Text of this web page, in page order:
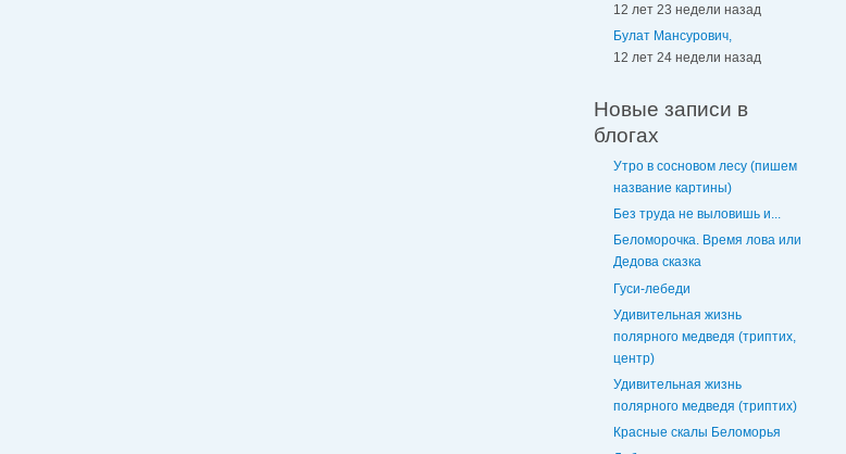
12 лет 23 недели назад
Булат Мансурович,
12 лет 24 недели назад
Новые записи в
блогах
Утро в сосновом лесу (пишем
название картины)
Без труда не выловишь и...
Беломорочка. Время лова или
Дедова сказка
Гуси-лебеди
Удивительная жизнь
полярного медведя (триптих,
центр)
Удивительная жизнь
полярного медведя (триптих)
Красные скалы Беломорья